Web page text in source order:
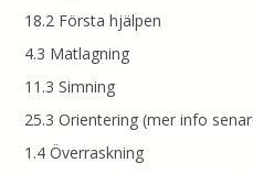
18.2 Första hjälpen
4.3 Matlagning
11.3 Simning
25.3 Orientering (mer info
1.4 Överraskning